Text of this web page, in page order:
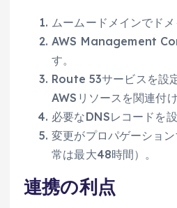
ムームードメインでドメ
AWS Management
す。
Route 53サービスを設
AWSリソースを関連付け
必要なDNSレコードを設
変更がプロパゲーショ
常は最大48時間）。
連携の利点